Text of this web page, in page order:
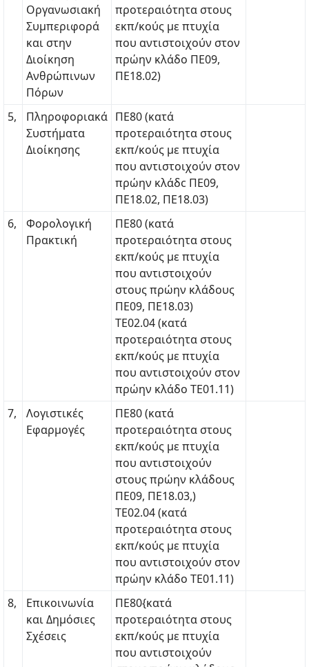
Οργανωσιακή
Συμπεριφορά
και στην
Διοίκηση
Ανθρώπινων
Πόρων
προτεραιότητα στους
εκπ/κούς με πτυχία
που αντιστοιχούν στον
πρώην κλάδο ΠΕ09,
ΠΕ18.02)
5,
Πληροφοριακά
Συστήματα
Διοίκησης
ΠΕ80 (κατά
προτεραιότητα στους
εκπ/κούς με πτυχία
που αντιστοιχούν στον
πρώην κλάδc ΠΕ09,
ΠΕ18.02, ΠΕ18.03)
6,
Φορολογική
Πρακτική
ΠΕ80 (κατά
προτεραιότητα στους
εκπ/κούς με πτυχία
που αντιστοιχούν
στους πρώην κλάδους
ΠΕ09, ΠΕ18.03)
ΤΕ02.04 (κατά
προτεραιότητα στους
εκπ/κούς με πτυχία
που αντιστοιχούν στον
πρώην κλάδο ΤΕ01.11)
7,
Λογιστικές
Εφαρμογές
ΠΕ80 (κατά
προτεραιότητα στους
εκπ/κούς με πτυχία
που αντιστοιχούν
στους πρώην κλάδους
ΠΕ09, ΠΕ18.03,)
ΤΕ02.04 (κατά
προτεραιότητα στους
εκπ/κούς με πτυχία
που αντιστοιχούν στον
πρώην κλάδο ΤΕ01.11)
8,
Επικοινωνία
και Δημόσιες
Σχέσεις
ΠΕ80{κατά
προτεραιότητα στους
εκπ/κούς με πτυχία
που αντιστοιχούν